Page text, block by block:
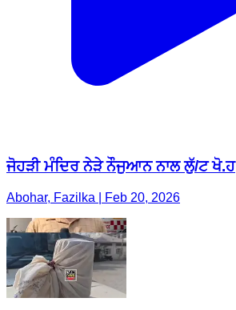
ਜੋਹੜੀ ਮੰਦਿਰ ਨੇੜੇ ਨੌਜੁਆਨ ਨਾਲ ਲੁੱ/ਟ ਖੋ.ਹ
Abohar, Fazilka | Feb 20, 2026